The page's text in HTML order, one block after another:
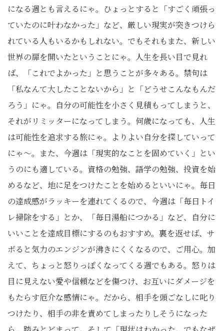
になる週とも言えるにゃ。ひょっとすると「すごく頑張っ
ていたのに叶わなかった」など、厳しい現実が突きつけら
れている人もいるかもしれない。でもそれもまた、新しい
世界の扉を開いたということにゃ。人生を長い目で見れ
ば、「これでよかった」と思うことが多々ある。禁句は
「私なんて大したことないから」と「どうせこんなもんだ
ろう」にゃ。自分の可能性を小さく見積もってしまうと、
それがリミッターになってしまう。何歳になっても、人生
は可能性を追求する旅にゃ。よりよい自分を探していって
にゃ〜。また、今週は「現実的なことを固めていく」とい
うのにも適している。資格の勉強、語学の勉強、投資を始
めるなど、地に足をつけたことを始めるといいにゃ。毎日
の達成感がラッキーを連れてくるので、今週は「毎日トイ
レ掃除をする」とか、「毎日湯船につかる」など、自分に
いいことを達成目標にするのもおすすめ。裏を返せば、サ
ボると気力のエンジンが沸きにくくなるので、ご用心。加
えて、ちょっと怒りっぽくなってくる週でもある。怒りは
目に見えない愛や信頼などを傷つけ、お互いにダメージを
もたらす厄介な感情にゃ。だから、相手を頭ごなしに叱り
つけたり、相手の非を責めてしまったりしそうになった